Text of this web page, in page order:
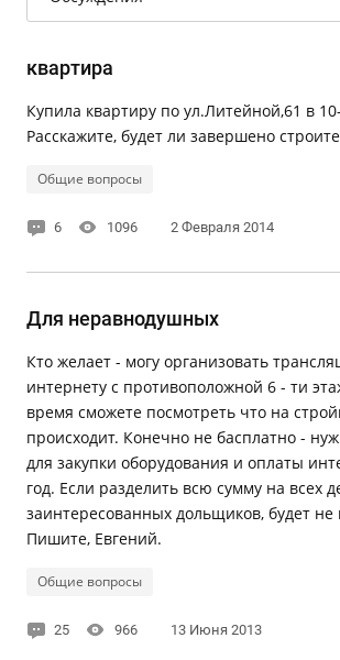
квартира
Купила квартиру по ул.Литейной,61 в
Расскажите, будет ли завершено
Общие вопросы
6 1096 2 Февраля 2014
Для неравнодушных
Кто желает - могу организовать
интернету с противоположной 6 - ти
время сможете посмотреть что на
происходит. Конечно не басплатно -
для закупки оборудования и оплаты
год. Если разделить всю сумму на всех
заинтересованных дольщиков, будет не
Пишите, Евгений.
Общие вопросы
25 966 13 Июня 2013